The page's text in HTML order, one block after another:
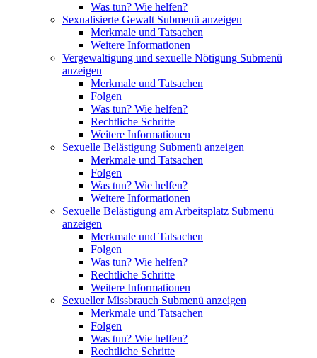
Was tun? Wie helfen?
Sexualisierte Gewalt Submenü anzeigen
Merkmale und Tatsachen
Weitere Informationen
Vergewaltigung und sexuelle Nötigung Submenü
anzeigen
Merkmale und Tatsachen
Folgen
Was tun? Wie helfen?
Rechtliche Schritte
Weitere Informationen
Sexuelle Belästigung Submenü anzeigen
Merkmale und Tatsachen
Folgen
Was tun? Wie helfen?
Weitere Informationen
Sexuelle Belästigung am Arbeitsplatz Submenü
anzeigen
Merkmale und Tatsachen
Folgen
Was tun? Wie helfen?
Rechtliche Schritte
Weitere Informationen
Sexueller Missbrauch Submenü anzeigen
Merkmale und Tatsachen
Folgen
Was tun? Wie helfen?
Rechtliche Schritte